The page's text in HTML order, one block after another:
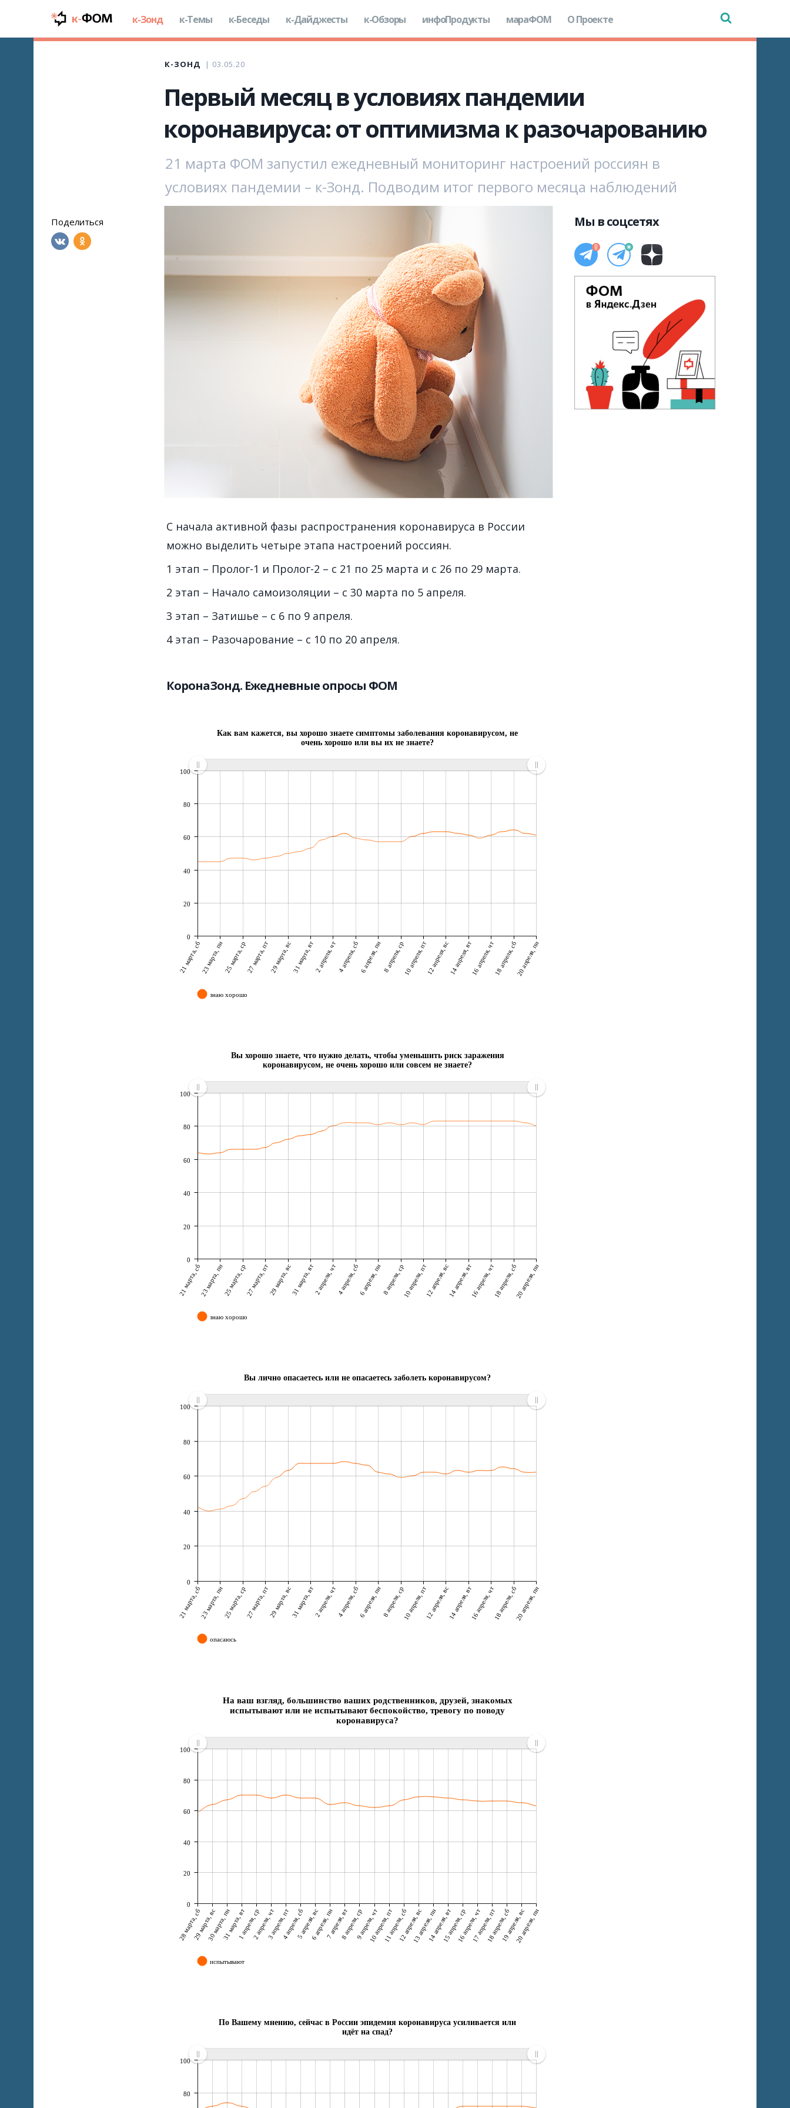
к-Зонд к-Темы к-Беседы к-Дайджесты к-Обзоры инфоПродукты мараФОМ О Проекте
К-ЗОНД 03.05.20
Первый месяц в условиях пандемии
коронавируса: от оптимизма к разочарованию
21 марта ФОМ запустил ежедневный мониторинг настроений россиян в
условиях пандемии – к-Зонд. Подводим итог первого месяца наблюдений
Поделиться
С начала активной фазы распространения коронавируса в России
можно выделить четыре этапа настроений россиян.
1 этап – Пролог-1 и Пролог-2 – с 21 по 25 марта и с 26 по 29 марта.
2 этап – Начало самоизоляции – с 30 марта по 5 апреля.
3 этап – Затишье – с 6 по 9 апреля.
4 этап – Разочарование – с 10 по 20 апреля.
КоронаЗонд. Ежедневные опросы ФОМ
Мы в соцсетях